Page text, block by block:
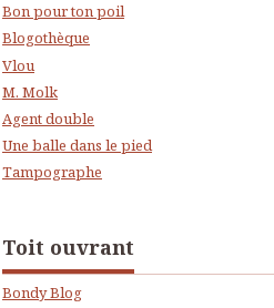
Bon pour ton poil
Blogothèque
Vlou
M. Molk
Agent double
Une balle dans le pied
Tampographe
Toit ouvrant
Bondy Blog